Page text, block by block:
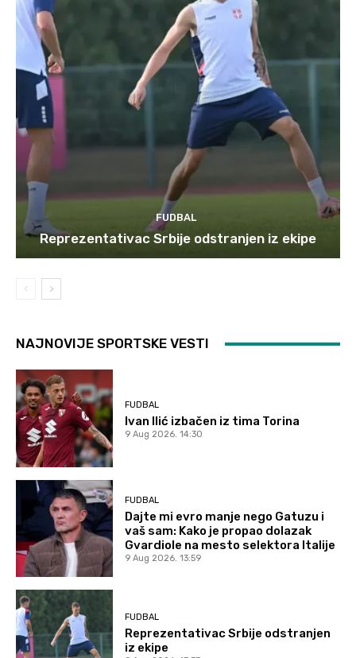
FUDBAL
Reprezentativac Srbije odstranjen iz ekipe
NAJNOVIJE SPORTSKE VESTI
FUDBAL
Ivan Ilić izbačen iz tima Torina
9 Aug 2026. 14:30
FUDBAL
Dajte mi evro manje nego Gatuzu i
vaš sam: Kako je propao dolazak
Gvardiole na mesto selektora Italije
9 Aug 2026. 13:59
FUDBAL
Reprezentativac Srbije odstranjen
iz ekipe